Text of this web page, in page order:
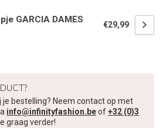
GARCIA DAMES
€29,99
je bestelling? Neem contact op met
info@infinityfashion.beof+32 (0)3
graag verder!
om op de hoogte te blijven
en ontvang
aankoop! 😀